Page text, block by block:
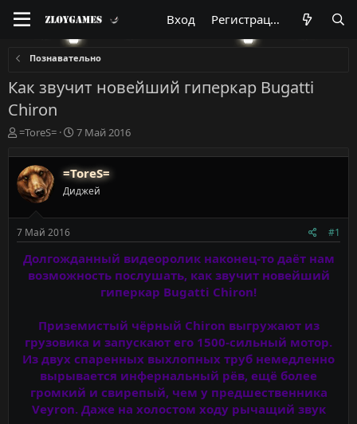
Вход Регистрация
Познавательно
Как звучит новейший гиперкар Bugatti
Chiron
А
т
о
р
е
м
ы
=ToreS=
Д
т
а
н
ч
л
а
7 Май 2016
=ToreS=
Диджей
7 Май 2016 #1
Долгожданный видеоролик наконец-то даёт нам
возможность послушать, как звучит новейший
гиперкар Bugatti Chiron!
Приземистый чёрный Chiron выгружают из
грузовика и запускают его 1500-сильный мотор.
Из двух спаренных выхлопных труб немедленно
вырывается инфернальный рёв, ещё более
громкий и свирепый, чем у предшественника
Veyron. Даже на холостом ходу рычащий звук